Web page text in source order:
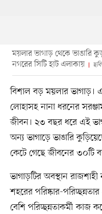
ময়লার ভাগাড় থেকে ভাঙারি
নগরের সিটি হাট এলাকায়
বিশাল বড় ময়লার ভাগাড়।
লোহাসহ নানা ধরনের
জীবন। ২৩ বছর ধরে এই
অন্য ভাগাড়ে ভাঙারি
কেটে গেছে জীবনের ৩০টি
ভাগাড়টির অবস্থান
শহরের পরিষ্কার-
বেশি পরিচ্ছন্নতাকর্মী কাজ